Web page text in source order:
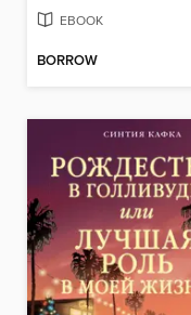
EBOOK
BORROW